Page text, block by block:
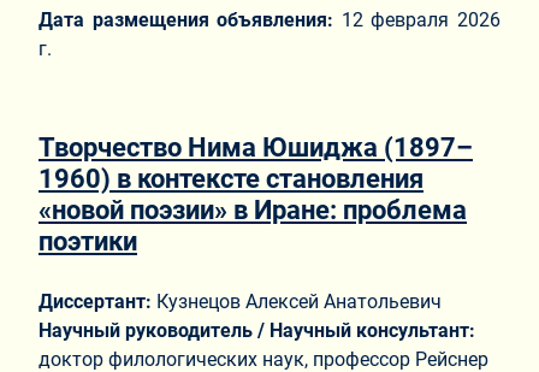
Дата размещения объявления: 12 февраля 2026
г.
Творчество Нима Юшиджа (1897–
1960) в контексте становления
«новой поэзии» в Иране: проблема
поэтики
Диссертант: Кузнецов Алексей Анатольевич
Научный руководитель / Научный консультант:
доктор филологических наук, профессор Рейснер